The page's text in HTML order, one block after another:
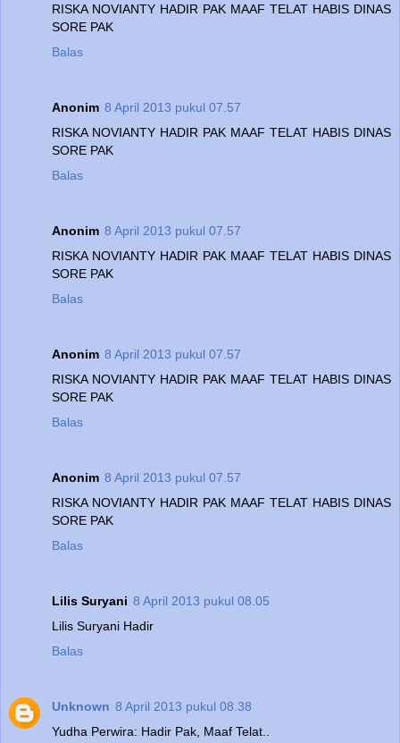
RISKA NOVIANTY HADIR PAK MAAF TELAT HABIS DINAS
SORE PAK
Balas
Anonim 8 April 2013 pukul 07.57
RISKA NOVIANTY HADIR PAK MAAF TELAT HABIS DINAS
SORE PAK
Balas
Anonim 8 April 2013 pukul 07.57
RISKA NOVIANTY HADIR PAK MAAF TELAT HABIS DINAS
SORE PAK
Balas
Anonim 8 April 2013 pukul 07.57
RISKA NOVIANTY HADIR PAK MAAF TELAT HABIS DINAS
SORE PAK
Balas
Anonim 8 April 2013 pukul 07.57
RISKA NOVIANTY HADIR PAK MAAF TELAT HABIS DINAS
SORE PAK
Balas
Lilis Suryani 8 April 2013 pukul 08.05
Lilis Suryani Hadir
Balas
Unknown 8 April 2013 pukul 08.38
Yudha Perwira: Hadir Pak, Maaf Telat..